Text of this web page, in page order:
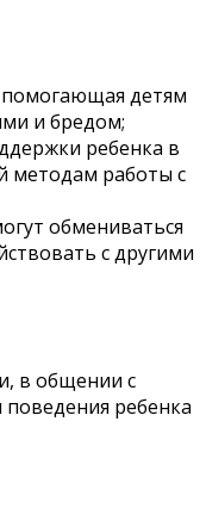
помогающая детям
и бредом;
ребенка в
методам работы с
обмениваться
с другими
в общении с
ребенка